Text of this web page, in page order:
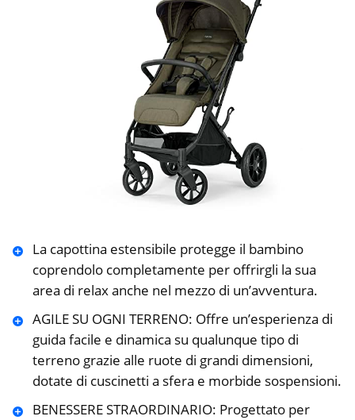
La capottina estensibile protegge il bambino
coprendolo completamente per offrirgli la sua
area di relax anche nel mezzo di un’avventura.
AGILE SU OGNI TERRENO: Offre un’esperienza di
guida facile e dinamica su qualunque tipo di
terreno grazie alle ruote di grandi dimensioni,
dotate di cuscinetti a sfera e morbide sospensioni.
BENESSERE STRAORDINARIO: Progettato per